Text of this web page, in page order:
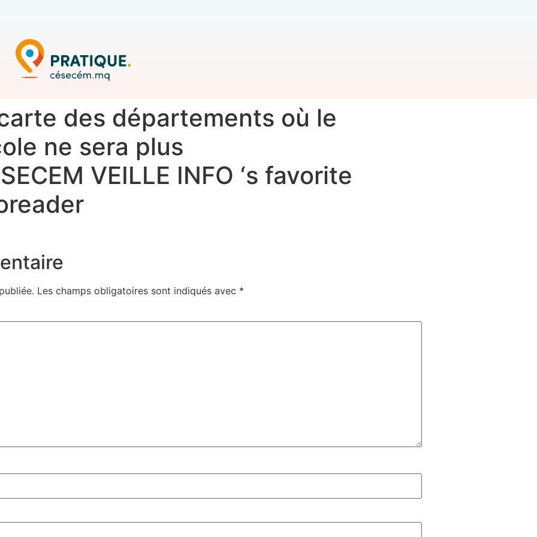
des départements où le
ne sera plus
VEILLE INFO ‘s favorite
Les champs obligatoires sont indiqués avec *